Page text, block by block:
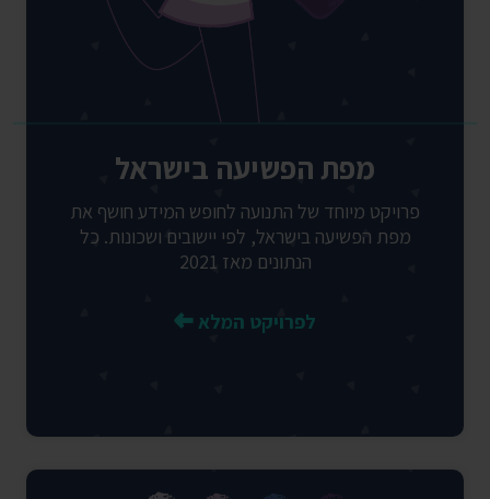
מפת הפשיעה בישראל
פרויקט מיוחד של התנועה לחופש המידע חושף את
מפת הפשיעה בישראל, לפי יישובים ושכונות. כל
הנתונים מאז 2021
לפרויקט המלא